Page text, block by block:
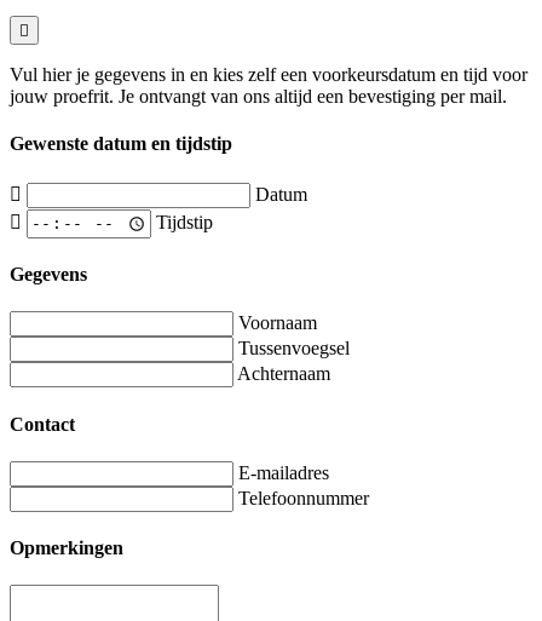
Vul hier je gegevens in en kies zelf een voorkeursdatum en tijd voor
jouw proefrit. Je ontvangt van ons altijd een bevestiging per mail.
Gewenste datum en tijdstip
Datum
Tijdstip
Gegevens
Voornaam
Tussenvoegsel
Achternaam
Contact
E-mailadres
Telefoonnummer
Opmerkingen